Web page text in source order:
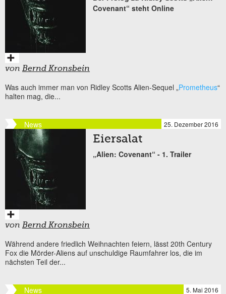
Covenant“ steht Online
von Bernd Kronsbein
Was auch immer man von Ridley Scotts Alien-Sequel „Prometheus“
halten mag, die...
News 25. Dezember 2016
Eiersalat
„Alien: Covenant“ - 1. Trailer
von Bernd Kronsbein
Während andere friedlich Weihnachten feiern, lässt 20th Century
Fox die Mörder-Aliens auf unschuldige Raumfahrer los, die im
nächsten Teil der...
News 5. Mai 2016